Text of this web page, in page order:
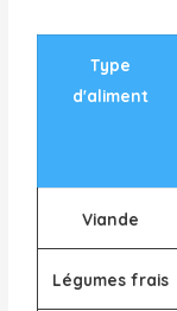
Type
d'aliment
Viande
Légumes frais